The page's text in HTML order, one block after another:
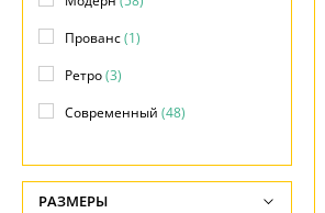
Прованс(1)
Ретро(3)
Современный (48)
Хай-тек(22)
РАЗМЕРЫ